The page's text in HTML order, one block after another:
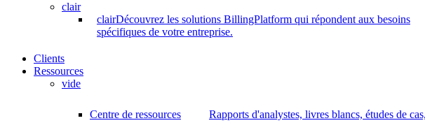
clair
clairDécouvrez les solutions BillingPlatform qui répondent aux besoins
spécifiques de votre entreprise.
Clients
Ressources
vide
Centre de ressources Rapports d'analystes, livres blancs, études de